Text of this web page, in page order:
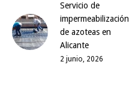
Servicio de
impermeabilización
de azoteas en
Alicante
2 junio, 2026